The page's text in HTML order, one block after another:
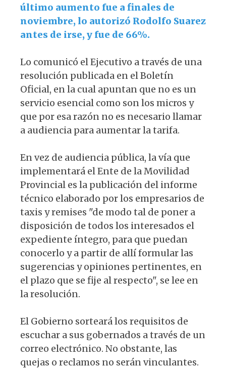
último aumento fue a finales de
noviembre, lo autorizó Rodolfo Suarez
antes de irse, y fue de 66%.
Lo comunicó el Ejecutivo a través de una
resolución publicada en el Boletín
Oficial, en la cual apuntan que no es un
servicio esencial como son los micros y
que por esa razón no es necesario llamar
a audiencia para aumentar la tarifa.
En vez de audiencia pública, la vía que
implementará el Ente de la Movilidad
Provincial es la publicación del informe
técnico elaborado por los empresarios de
taxis y remises "de modo tal de poner a
disposición de todos los interesados el
expediente íntegro, para que puedan
conocerlo y a partir de allí formular las
sugerencias y opiniones pertinentes, en
el plazo que se fije al respecto", se lee en
la resolución.
El Gobierno sorteará los requisitos de
escuchar a sus gobernados a través de un
correo electrónico. No obstante, las
quejas o reclamos no serán vinculantes.